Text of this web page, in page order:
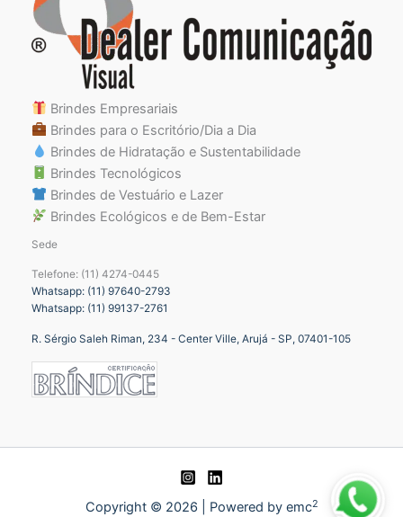
Brindes Empresariais
Brindes para o Escritório/Dia a Dia
Brindes de Hidratação e Sustentabilidade
Brindes Tecnológicos
Brindes de Vestuário e Lazer
Brindes Ecológicos e de Bem-Estar
Sede
Telefone: (11) 4274-0445
Whatsapp: (11) 97640-2793
Whatsapp: (11) 99137-2761
R. Sérgio Saleh Riman, 234 - Center Ville, Arujá - SP, 07401-105
Copyright © 2026 | Powered by emc2